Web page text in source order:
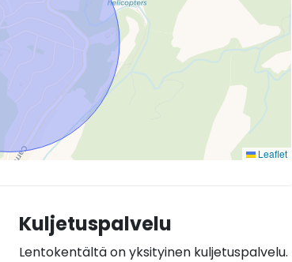
Leaflet
Kuljetuspalvelu
Lentokentältä on yksityinen kuljetuspalvelu.